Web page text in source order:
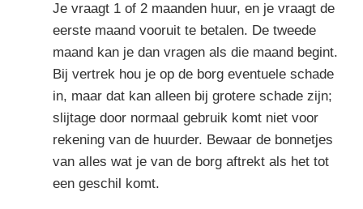
Je vraagt 1 of 2 maanden huur, en je vraagt de
eerste maand vooruit te betalen. De tweede
maand kan je dan vragen als die maand begint.
Bij vertrek hou je op de borg eventuele schade
in, maar dat kan alleen bij grotere schade zijn;
slijtage door normaal gebruik komt niet voor
rekening van de huurder. Bewaar de bonnetjes
van alles wat je van de borg aftrekt als het tot
een geschil komt.